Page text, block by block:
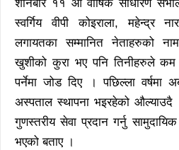
शनिबार ११ औं वार्षिक साधारण
स्वर्गिय वीपी कोइराला, महेन्द्र
लगायतका सम्मानित नेताहरुको
खुशीको कुरा भए पनि तिनीहरुले कम
पर्नेमा जोड दिए । पछिल्ला वर्षमा
अस्पताल स्थापना भइरहेको
गुणस्तरीय सेवा प्रदान गर्नु
भएको बताए ।